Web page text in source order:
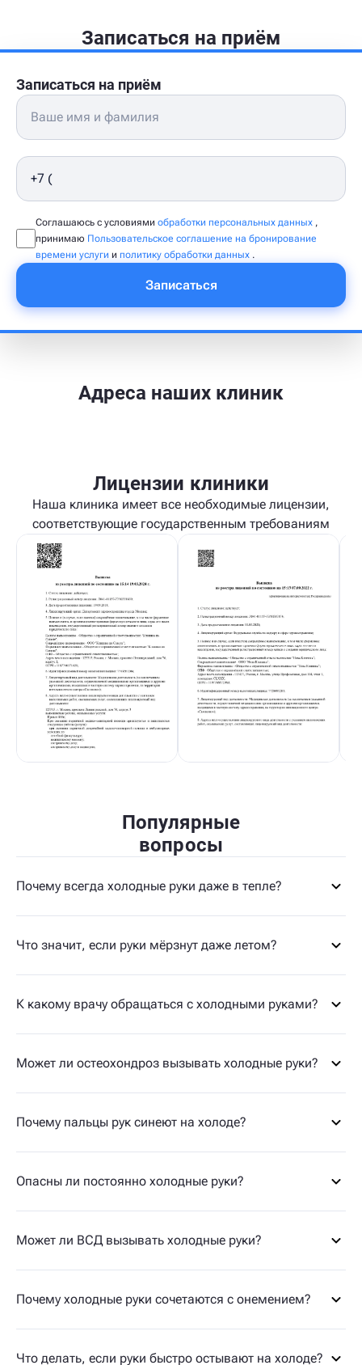
Записаться на приём
Записаться на приём
Соглашаюсь с условиями обработки персональных данных ,
принимаю Пользовательское соглашение на бронирование
времени услуги и политику обработки данных .
Записаться
Адреса наших клиник
Лицензии клиники
Наша клиника имеет все необходимые лицензии,
соответствующие государственным требованиям
Популярные
вопросы
Почему всегда холодные руки даже в тепле?
Что значит, если руки мёрзнут даже летом?
К какому врачу обращаться с холодными руками?
Может ли остеохондроз вызывать холодные руки?
Почему пальцы рук синеют на холоде?
Опасны ли постоянно холодные руки?
Может ли ВСД вызывать холодные руки?
Почему холодные руки сочетаются с онемением?
Что делать, если руки быстро остывают на холоде?